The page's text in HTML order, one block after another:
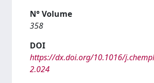
N° Volume
358
DOI
https://dx.doi.org/10.1016/
2.024